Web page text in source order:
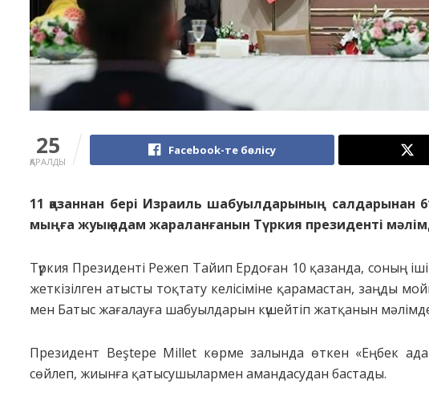
25
ҚАРАЛДЫ
Facebook-те бөлісу
11 қазаннан бері Израиль шабуылдарының салдарынан
мыңға жуық адам жараланғанын Түркия президенті
Түркия Президенті Режеп Тайип Ердоған 10 қазанда, соның
жеткізілген атысты тоқтату келісіміне қарамастан, заңды
мен Батыс жағалауға шабуылдарын күшейтіп жатқанын
Президент Beştepe Millet көрме залында өткен «Еңбек
сөйлеп, жиынға қатысушылармен амандасудан бастады.